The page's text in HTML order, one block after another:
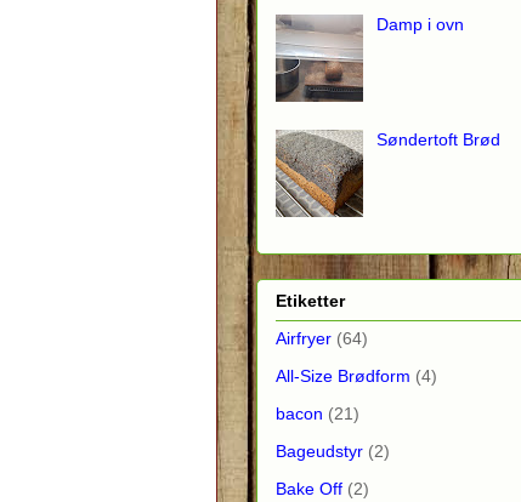
Damp i ovn
Søndertoft Brød
Etiketter
Airfryer (64)
All-Size Brødform (4)
bacon (21)
Bageudstyr (2)
Bake Off (2)